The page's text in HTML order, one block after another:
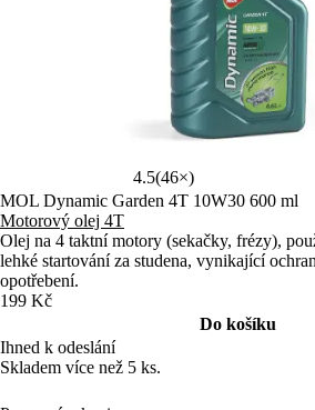
4.5(46×)
MOL Dynamic Garden 4T 10W30 600 ml
Motorový olej 4T
Olej na 4 taktní motory (sekačky, frézy),
lehké startování za studena, vynikající
opotřebení.
199 Kč
Do košíku
Ihned k odeslání
Skladem více než 5 ks.